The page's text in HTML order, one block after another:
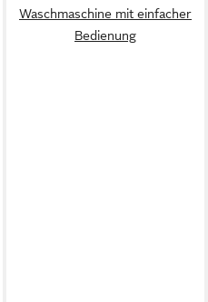
Waschmaschine mit einfacher
Bedienung